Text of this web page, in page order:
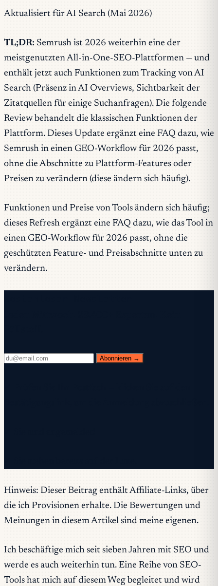
Aktualisiert für AI Search (Mai 2026)
TL;DR: Semrush ist 2026 weiterhin eine der
meistgenutzten All-in-One-SEO-Plattformen — und
enthält jetzt auch Funktionen zum Tracking von AI
Search (Präsenz in AI Overviews, Sichtbarkeit der
Zitatquellen für einige Suchanfragen). Die folgende
Review behandelt die klassischen Funktionen der
Plattform. Dieses Update ergänzt eine FAQ dazu, wie
Semrush in einen GEO-Workflow für 2026 passt,
ohne die Abschnitte zu Plattform-Features oder
Preisen zu verändern (diese ändern sich häufig).
Funktionen und Preise von Tools ändern sich häufig;
dieses Refresh ergänzt eine FAQ dazu, wie das Tool in
einen GEO-Workflow für 2026 passt, ohne die
geschützten Feature- und Preisabschnitte unten zu
verändern.
Abonnieren →
Hinweis: Dieser Beitrag enthält Affiliate-Links, über
die ich Provisionen erhalte. Die Bewertungen und
Meinungen in diesem Artikel sind meine eigenen.
Ich beschäftige mich seit sieben Jahren mit SEO und
werde es auch weiterhin tun. Eine Reihe von SEO-
Tools hat mich auf diesem Weg begleitet und wird